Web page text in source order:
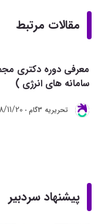
مقالات مرتبط
معرفی دوره دکتری
سامانه های انرژی )
تحريريه 3گام 11/20
پیشنهاد سردبیر